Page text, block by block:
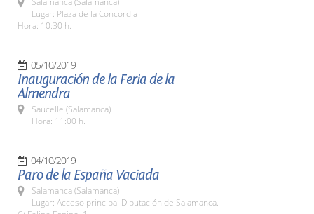
Lugar: Plaza de la Concordia
Hora: 10:30 h.
05/10/2019
Inauguración de la Feria de la
Almendra
Saucelle (Salamanca)
Hora: 11:00 h.
04/10/2019
Paro de la España Vaciada
Salamanca (Salamanca)
Lugar: Acceso principal Diputación de Salamanca.